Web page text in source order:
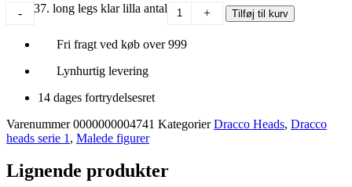
- 37. long legs klar lilla antal + Tilføj til kurv
Fri fragt ved køb over 999
Lynhurtig levering
14 dages fortrydelsesret
Varenummer0000000004741 Kategorier Dracco Heads, Dracco
heads serie 1 , Malede figurer
Lignende produkter